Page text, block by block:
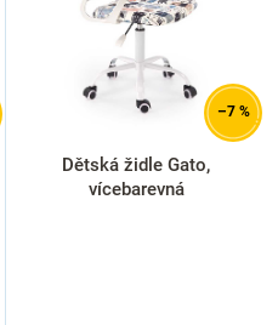
–7 %
Dětská židle Gato,
vícebarevná